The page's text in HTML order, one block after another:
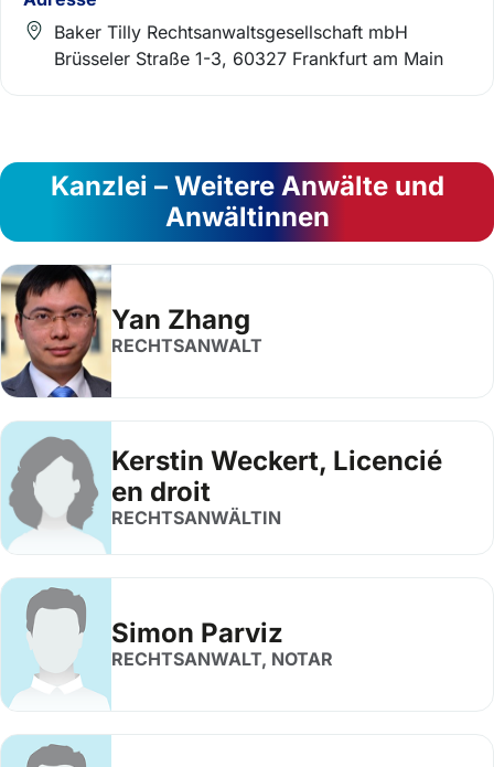
Baker Tilly Rechtsanwaltsgesellschaft mbH
Brüsseler Straße 1-3, 60327 Frankfurt am Main
Kanzlei – Weitere Anwälte und
Anwältinnen
Yan Zhang
RECHTSANWALT
Kerstin Weckert, Licencié
en droit
RECHTSANWÄLTIN
Simon Parviz
RECHTSANWALT, NOTAR